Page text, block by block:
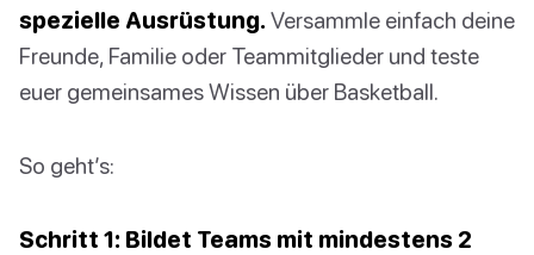
spezielle Ausrüstung. Versammle einfach deine
Freunde, Familie oder Teammitglieder und teste
euer gemeinsames Wissen über Basketball.
So geht’s:
Schritt 1: Bildet Teams mit mindestens 2